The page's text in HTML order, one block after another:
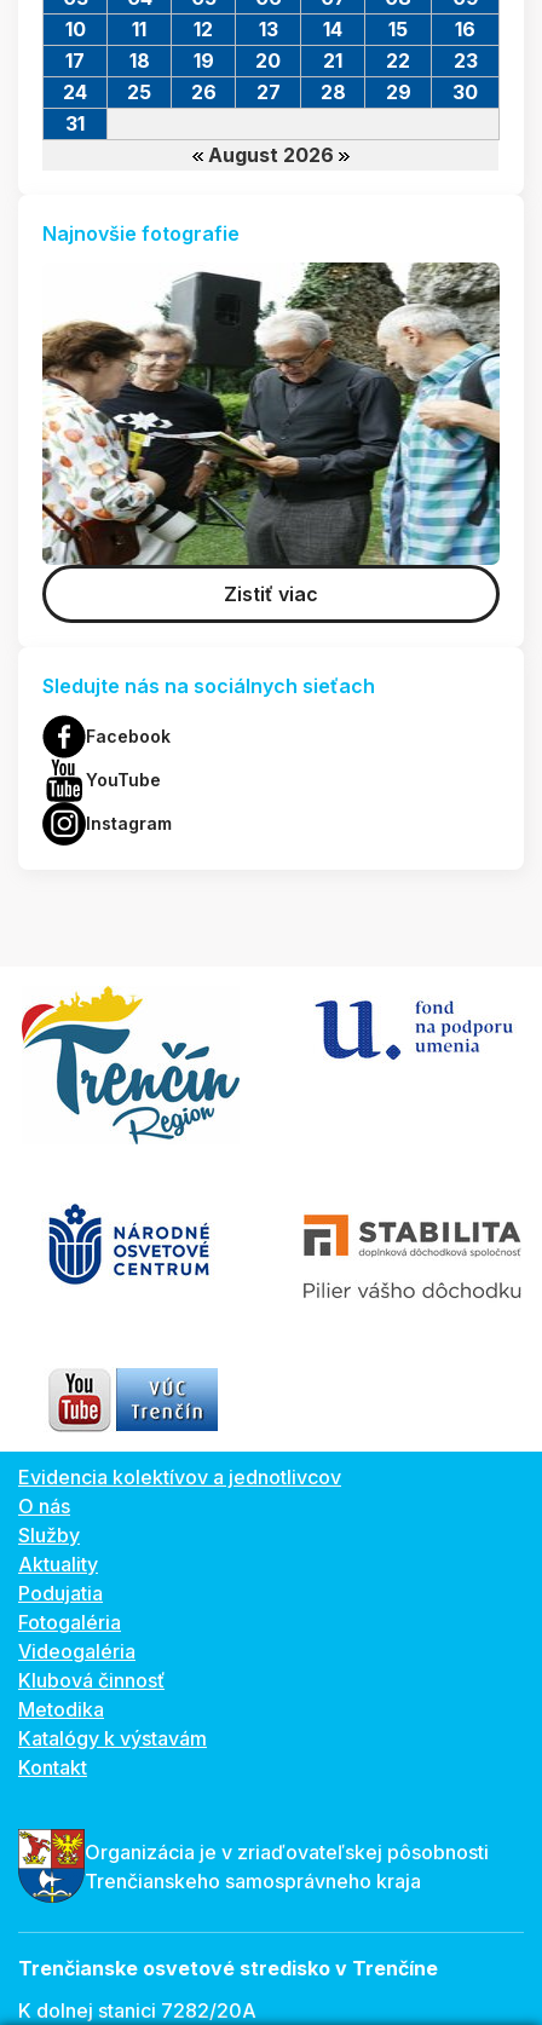
August 2026
10
11 12 13 14 15
16
17
18 19 20 21 22
23
24
25 26 27 28 29
30
31
Najnovšie fotografie
Zistiť viac
Sledujte nás na sociálnych sieťach
Facebook
YouTube
Instagram
Evidencia kolektívov a jednotlivcov
O nás
Služby
Aktuality
Podujatia
Fotogaléria
Videogaléria
Klubová činnosť
Metodika
Katalógy k výstavám
Kontakt
Organizácia je v zriaďovateľskej pôsobnosti
Trenčianskeho samosprávneho kraja
Trenčianske osvetové stredisko v Trenčíne
K dolnej stanici 7282/20A